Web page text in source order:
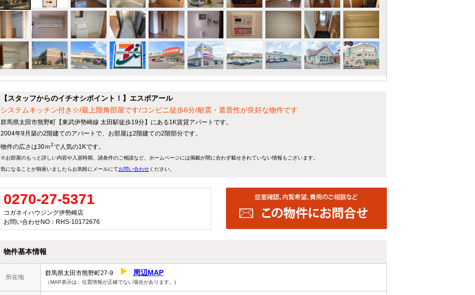
【スタッフからのイチオシポイント！】エスポアール
システムキッチン付き☆/最上階角部屋です/コンビニ徒歩6分/耐震・遮音性が良好な物件です
群馬県太田市熊野町【東武伊勢崎線 太田駅徒歩19分】にある1K賃貸アパートです。
2004年9月築の2階建てのアパートで、お部屋は2階建ての2階部分です。
物件の広さは30ｍ2で人気の1Kです。
※お部屋のもっと詳しい内容や入居時期、諸条件のご相談など、ホームページには掲載が間に合わず載せきれていない情報もございます。
気になることが御座いましたらお気軽にメールにてお問い合わせください。
0270-27-5371
コガネイハウジング伊勢崎店
お問い合わせNO：RHS-10172676
物件基本情報
所在地
群馬県太田市熊野町27-9 周辺MAP
（MAP表示は、位置情報が正確でない場合があります。)